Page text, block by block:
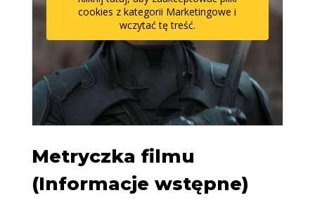
cookies z kategorii Marketingowe i
wczytać tę treść.
Metryczka filmu
(Informacje wstępne)